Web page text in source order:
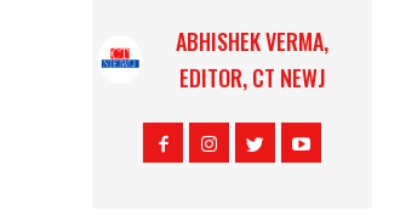
ABHISHEK VERMA,
EDITOR, CT NEWJ